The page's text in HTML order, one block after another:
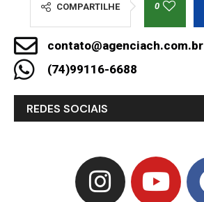
COMPARTILHE 0
contato@agenciach.com.br
(74)99116-6688
REDES SOCIAIS